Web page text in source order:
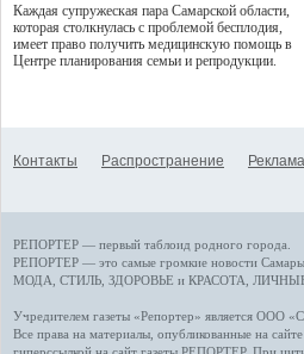
Каждая супружеская пара Самарской области,
которая столкнулась с проблемой бесплодия,
имеет право получить медицинскую помощь в
Центре планирования семьи и репродукции.
Контакты Распространение Реклама
РЕПОРТЕР — первый таблоид родного города.
РЕПОРТЕР — это самые громкие новости Самары
МОДА, СТИЛЬ ЗДОРОВЬЕ и КРАСОТА
Учредителем газеты «Репортер» является ООО
Все права на материалы, опубликованные на сайте